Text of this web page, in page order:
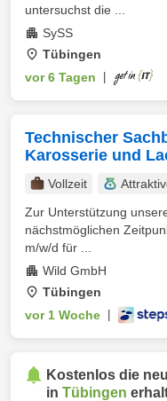
untersuchst die ...
SySS
Tübingen
vor 6 Tagen
Technischer
Karosserie und
Vollzeit
Zur Unterstützung
nächstmöglichen
m/w/d für ...
Wild GmbH
Tübingen
vor 1 Woche
Kostenlos die
in Tübingen